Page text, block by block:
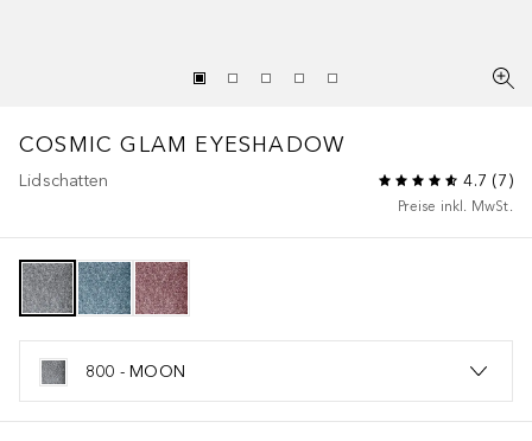
COSMIC GLAM EYESHADOW
Lidschatten 4.7 (7)
Preise inkl. MwSt.
800 - MOON